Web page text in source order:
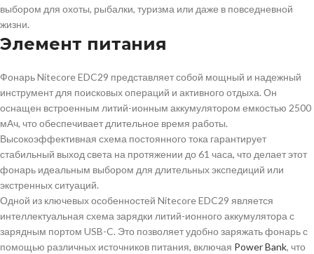
выбором для охоты, рыбалки, туризма или даже в повседневной
жизни.
Элемент питания
Фонарь Nitecore EDC29 представляет собой мощный и надежный
инструмент для поисковых операций и активного отдыха. Он
оснащен встроенным литий-ионным аккумулятором емкостью 2500
мАч, что обеспечивает длительное время работы.
Высокоэффективная схема постоянного тока гарантирует
стабильный выход света на протяжении до 61 часа, что делает этот
фонарь идеальным выбором для длительных экспедиций или
экстренных ситуаций.
Одной из ключевых особенностей Nitecore EDC29 является
интеллектуальная схема зарядки литий-ионного аккумулятора с
зарядным портом USB-C. Это позволяет удобно заряжать фонарь с
помощью различных источников питания, включая Power Bank, что